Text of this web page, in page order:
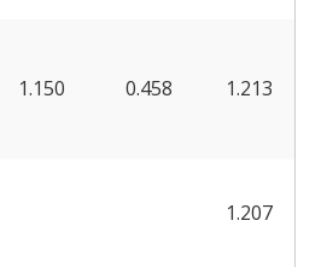
1.150 0.458 1.213
1.207